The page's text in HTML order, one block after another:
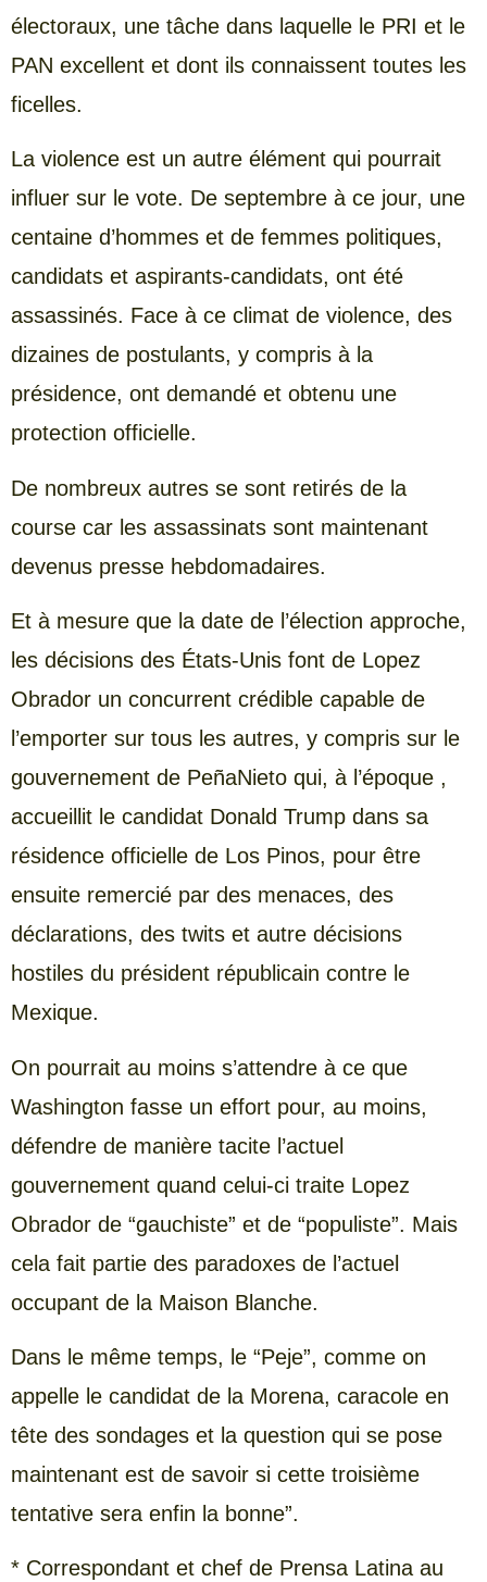
électoraux, une tâche dans laquelle le PRI et le
PAN excellent et dont ils connaissent toutes les
ficelles.
La violence est un autre élément qui pourrait
influer sur le vote. De septembre à ce jour, une
centaine d’hommes et de femmes politiques,
candidats et aspirants-candidats, ont été
assassinés. Face à ce climat de violence, des
dizaines de postulants, y compris à la
présidence, ont demandé et obtenu une
protection officielle.
De nombreux autres se sont retirés de la
course car les assassinats sont maintenant
devenus presse hebdomadaires.
Et à mesure que la date de l’élection approche,
les décisions des États-Unis font de Lopez
Obrador un concurrent crédible capable de
l’emporter sur tous les autres, y compris sur le
gouvernement de PeñaNieto qui, à l’époque ,
accueillit le candidat Donald Trump dans sa
résidence officielle de Los Pinos, pour être
ensuite remercié par des menaces, des
déclarations, des twits et autre décisions
hostiles du président républicain contre le
Mexique.
On pourrait au moins s’attendre à ce que
Washington fasse un effort pour, au moins,
défendre de manière tacite l’actuel
gouvernement quand celui-ci traite Lopez
Obrador de “gauchiste” et de “populiste”. Mais
cela fait partie des paradoxes de l’actuel
occupant de la Maison Blanche.
Dans le même temps, le “Peje”, comme on
appelle le candidat de la Morena, caracole en
tête des sondages et la question qui se pose
maintenant est de savoir si cette troisième
tentative sera enfin la bonne”.
* Correspondant et chef de Prensa Latina au